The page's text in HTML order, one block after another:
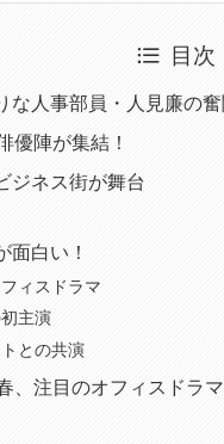
目次
な人事部員・人見廉の
優陣が集結！
ジネス街が舞台
面白い！
ィスドラマ
主演
との共演
、注目のオフィスドラマ